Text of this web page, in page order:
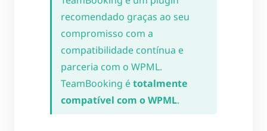
recomendado graças ao seu
compromisso com a
compatibilidade contínua e
parceria com o WPML.
TeamBooking étotalmente
compatível com o WPML.